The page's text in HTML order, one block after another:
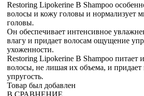
Restoring Lipokerine B Shampoo
волосы и кожу головы и нормализует
головы.
Он обеспечивает интенсивное
влагу и придает волосам ощущение
ухоженности.
Restoring Lipokerine B Shampoo питает
волосы, не лишая их объема, и придает
упругость.
Товар был добавлен